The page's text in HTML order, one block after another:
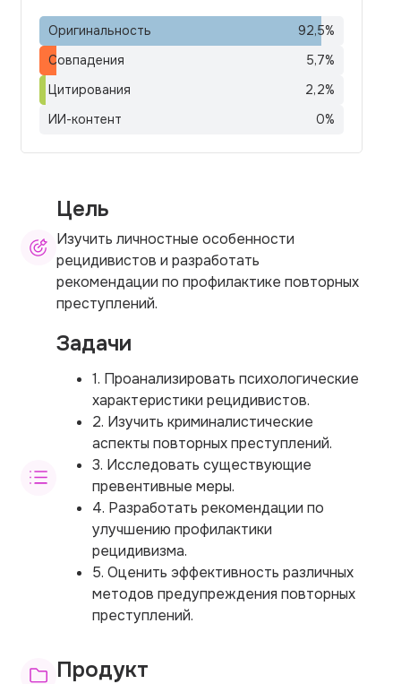
Оригинальность 92,5%
Совпадения
5,7%
Цитирования
2,2%
ИИ-контент
0%
Цель
Изучить личностные особенности
рецидивистов и разработать
рекомендации по профилактике повторных
преступлений.
Задачи
1. Проанализировать психологические
характеристики рецидивистов.
2. Изучить криминалистические
аспекты повторных преступлений.
3. Исследовать существующие
превентивные меры.
4. Разработать рекомендации по
улучшению профилактики
рецидивизма.
5. Оценить эффективность различных
методов предупреждения повторных
преступлений.
Продукт